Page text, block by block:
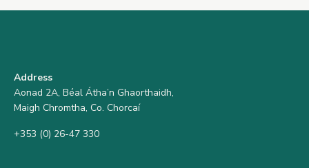
Address
Aonad 2A, Béal Átha’n Ghaorthaidh,
Maigh Chromtha, Co. Chorcaí
+353 (0) 26-47 330